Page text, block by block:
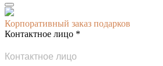
Корпоративный заказ подарков
Контактное лицо *